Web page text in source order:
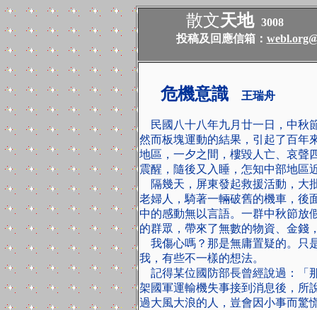
散文天地 3008
投稿及回應信箱：
危機意識 王瑞舟
民國八十八年九月廿一日，中秋
然而板塊運動的結果，引起了百年
地區，一夕之間，樓毀人亡、哀聲
震醒，隨後又入睡，怎知中部地區
隔幾天，屏東發起救援活動，大
老婦人，騎著一輛破舊的機車，後
中的感動無以言語。一群中秋節放
的群眾，帶來了無數的物資、金錢
我傷心嗎？那是無庸置疑的。只
我，有些不一樣的想法。
記得某位國防部長曾經說過：「
架國軍運輸機失事接到消息後，所
過大風大浪的人，豈會因小事而驚